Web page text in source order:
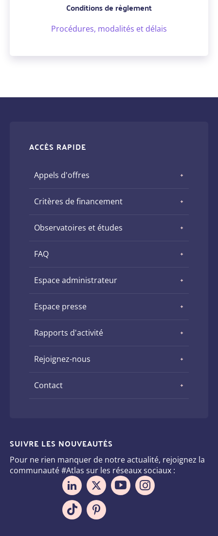
Conditions de règlement
Procédures, modalités et délais
ACCÈS RAPIDE
Appels d'offres
Critères de financement
Observatoires et études
FAQ
Espace administrateur
Espace presse
Rapports d'activité
Rejoignez-nous
Contact
SUIVRE LES NOUVEAUTÉS
Pour ne rien manquer de notre actualité, rejoignez la
communauté #Atlas sur les réseaux sociaux :